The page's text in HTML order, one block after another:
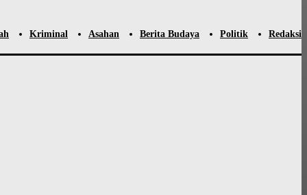
Kriminal Asahan Berita Budaya Politik Redaksi